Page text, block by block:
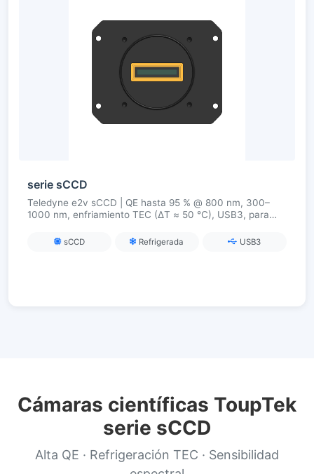
serie sCCD
Teledyne e2v sCCD | QE hasta 95 % @ 800 nm, 300–
1000 nm, enfriamiento TEC (ΔT ≈ 50 °C), USB3, para
sCCD Refrigerada USB3
Cámaras científicas ToupTek
serie sCCD
Alta QE · Refrigeración TEC · Sensibilidad